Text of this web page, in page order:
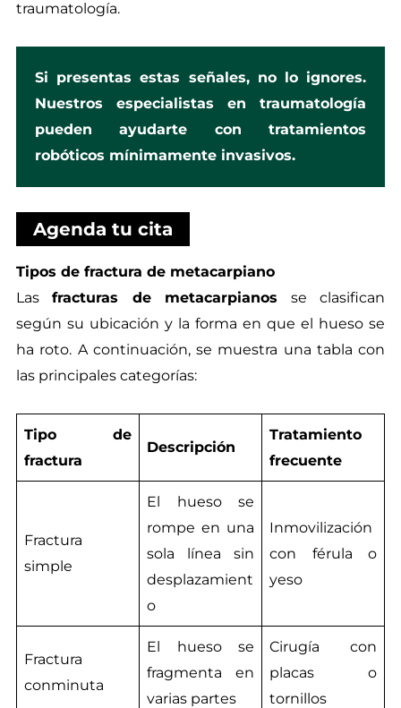
traumatología.
Si presentas estas señales, no lo ignores.
Nuestros especialistas en traumatología
pueden ayudarte con tratamientos
robóticos mínimamente invasivos.
Agenda tu cita
Tipos de fractura de metacarpiano
Lasfracturas de metacarpianos se clasifican
según su ubicación y la forma en que el hueso se
ha roto. A continuación, se muestra una tabla con
las principales categorías:
Tipo de
fractura
Descripción
Tratamiento
frecuente
Fractura
simple
El hueso se
rompe en una
sola línea sin
desplazamient
o
Inmovilización
con férula o
yeso
Fractura
conminuta
El hueso se
fragmenta en
varias partes
Cirugía con
placas o
tornillos